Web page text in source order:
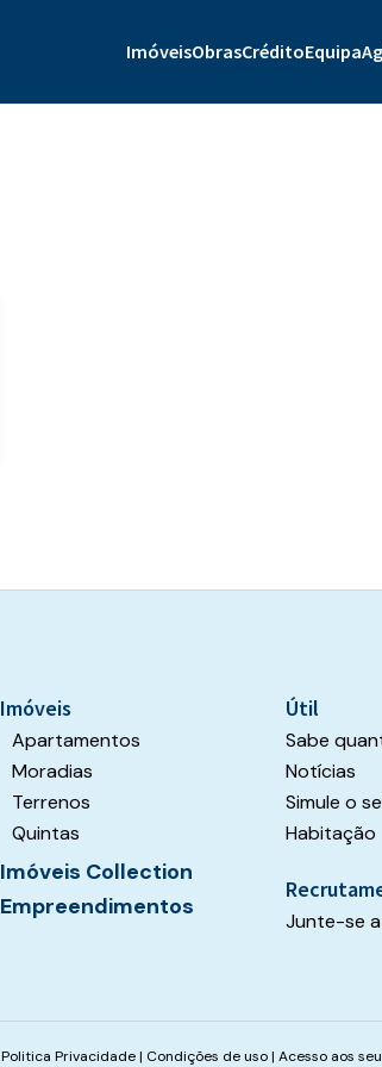
ImóveisObrasCréditoEquipa
Imóveis
Apartamentos
Moradias
Terrenos
Quintas
Imóveis Collection
Empreendimentos
Útil
Sabe
Notícias
Simule o
Habitação
Junte-se
Politica Privacidade| Condições de uso| Acesso aos